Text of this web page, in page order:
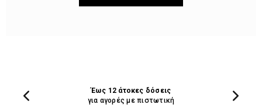
Έως 12 άτοκες δόσεις
για αγορές με πιστωτική